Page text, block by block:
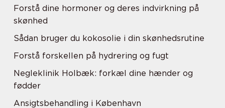
Forstå dine hormoner og deres indvirkning på
skønhed
Sådan bruger du kokosolie i din skønhedsrutine
Forstå forskellen på hydrering og fugt
Negleklinik Holbæk: forkæl dine hænder og
fødder
Ansigtsbehandling i København